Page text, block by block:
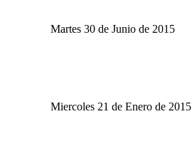
Martes 30 de Junio de 2015
Miercoles 21 de Enero de 2015